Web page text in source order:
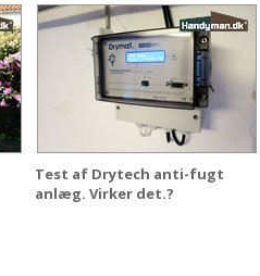
Test af Drytech anti-fugt
anlæg. Virker det.?